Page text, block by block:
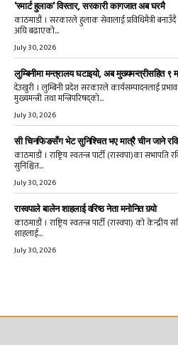
‘स्मार्ट हुलाक’ विस्तार, सरकारी कागजात अब घरमै
काठमाडौं । सरकारले हुलाक सेवालाई प्रविधिमैत्री बनाउँदै
अघि बढाएको...
July 30, 2026
लुम्बिनीमा मन्त्रालय घटाइयो, अब मुख्यमन्त्रीसहित ९
देउखुरी । लुम्बिनी प्रदेश सरकारले कार्यसम्पादनलाई
मुख्यमन्त्री तथा मन्त्रिपरिषद्को...
July 30, 2026
सी चिनफिङसँग भेट सुनिश्चित भए मात्रै चीन जाने
काठमाडौं । राष्ट्रिय स्वतन्त्र पार्टी (रास्वपा)का
सुनिश्चित...
July 30, 2026
रास्वपाले बालेन शाहलाई वरिष्ठ नेता मनोनित गर्‍यो
काठमाडौं । राष्ट्रिय स्वतन्त्र पार्टी (रास्वपा) को
शाहलाई...
July 30, 2026